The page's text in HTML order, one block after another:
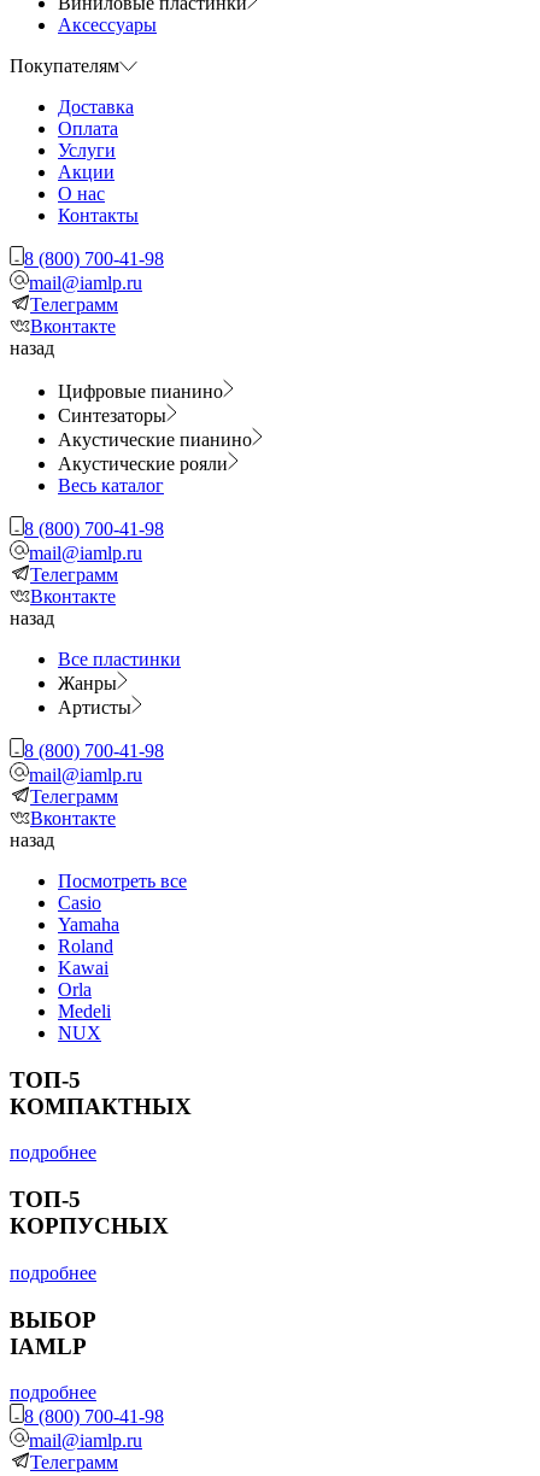
Аксессуары
Покупателям
Доставка
Оплата
Услуги
Акции
О нас
Контакты
8 (800) 700-41-98
mail@iamlp.ru
Телеграмм
Вконтакте
назад
Цифровые пианино
Синтезаторы
Акустические пианино
Акустические рояли
Весь каталог
8 (800) 700-41-98
mail@iamlp.ru
Телеграмм
Вконтакте
назад
Все пластинки
Жанры
Артисты
8 (800) 700-41-98
mail@iamlp.ru
Телеграмм
Вконтакте
назад
Посмотреть все
Casio
Yamaha
Roland
Kawai
Orla
Medeli
NUX
ТОП-5
КОМПАКТНЫХ
подробнее
ТОП-5
КОРПУСНЫХ
подробнее
ВЫБОР
IAMLP
подробнее
8 (800) 700-41-98
mail@iamlp.ru
Телеграмм